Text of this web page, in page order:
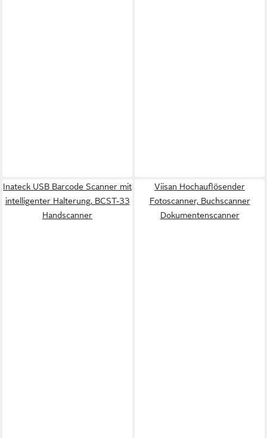
Inateck USB Barcode Scanner mit
intelligenter Halterung, BCST-33
Handscanner
Viisan Hochauflösender
Fotoscanner, Buchscanner
Dokumentenscanner